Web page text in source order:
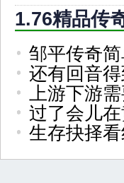
1.76精品传
邹平传奇
还有回音
上游下游
过了会儿
生存抉择